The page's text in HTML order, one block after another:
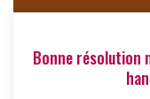
Bonne résolution